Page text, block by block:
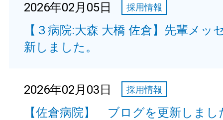
2026年02月05日 採用情報
【３病院:大森 大橋 佐倉】先輩メッ
新しました。
2026年02月03日 採用情報
【佐倉病院】 ブログを更新しまし